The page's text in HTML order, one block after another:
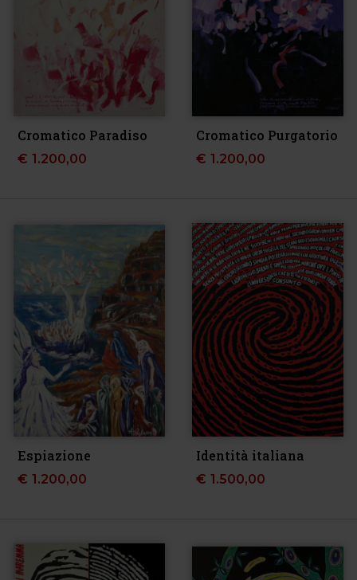
Cromatico Paradiso
€ 1.200,00
Cromatico Purgatorio
€ 1.200,00
Espiazione
€ 1.200,00
Identità italiana
€ 1.500,00